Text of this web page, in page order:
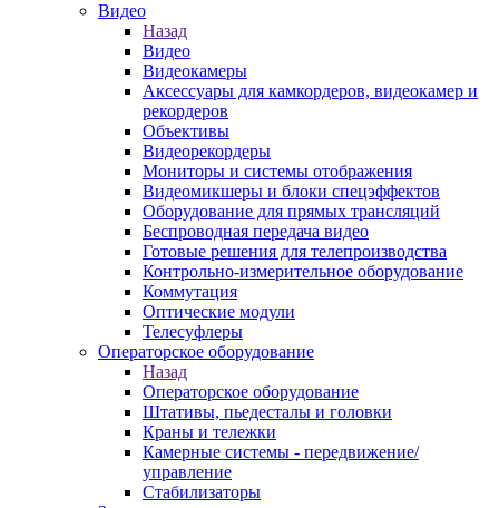
Видео
Назад
Видео
Видеокамеры
Аксессуары для камкордеров, видеокамер и
рекордеров
Объективы
Видеорекордеры
Мониторы и системы отображения
Видеомикшеры и блоки спецэффектов
Оборудование для прямых трансляций
Беспроводная передача видео
Готовые решения для телепроизводства
Контрольно-измерительное оборудование
Коммутация
Оптические модули
Телесуфлеры
Операторское оборудование
Назад
Операторское оборудование
Штативы, пьедесталы и головки
Краны и тележки
Камерные системы - передвижение/
управление
Стабилизаторы